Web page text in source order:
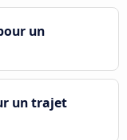
un
un trajet